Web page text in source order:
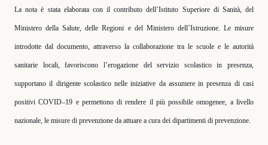
La nota è stata elaborata con il contributo dell’Istituto Superiore di Sanità, del
Ministero della Salute, delle Regioni e del Ministero dell’Istruzione. Le misure
introdotte dal documento, attraverso la collaborazione tra le scuole e le autorità
sanitarie locali, favoriscono l’erogazione del servizio scolastico in presenza,
supportano il dirigente scolastico nelle iniziative da assumere in presenza di casi
positivi COVID–19 e permettono di rendere il più possibile omogenee, a livello
nazionale, le misure di prevenzione da attuare a cura dei dipartimenti di prevenzione.